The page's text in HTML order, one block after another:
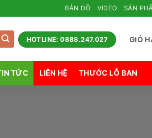
BẢN ĐỒ VIDEO SẢN
HOTLINE: 0888.247.027 GIỎ
TỨC LIÊN HỆ THƯỚC LỖ BAN